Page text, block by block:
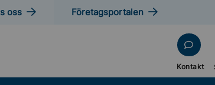
oss Företagsportalen
Kontakt